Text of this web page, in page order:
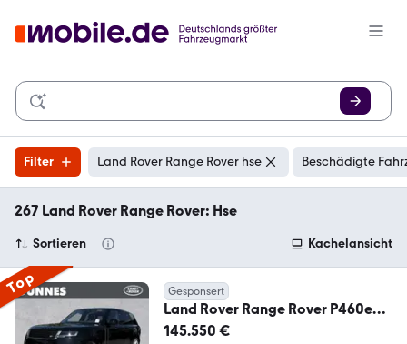
Filter Land Rover Range Rover hse Beschädigte
267 Land Rover Range Rover: Hse
Sortieren Kachelansicht
Top Gesponsert
Land Rover Range Rover P460e
HSE
145.550 €